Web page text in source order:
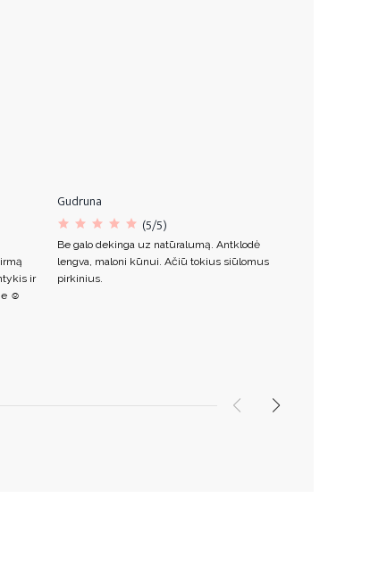
ir
☺️
Gudruna
(5/5)
Be galo dekinga uz natūralumą. Antklodė
lengva, maloni kūnui. Ačiū tokius siūlomus
pirkinius.